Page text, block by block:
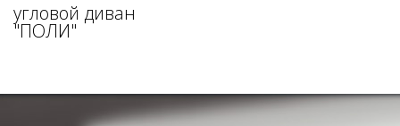
угловой диван
"ПОЛИ"